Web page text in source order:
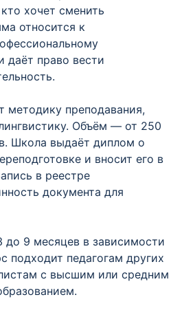
хочет сменить
относится к
право вести
методику преподавания,
Объём — от 250
Школа выдаёт диплом о
и вносит его в
в реестре
документа для
9 месяцев в зависимости
подходит педагогам других
с высшим или средним